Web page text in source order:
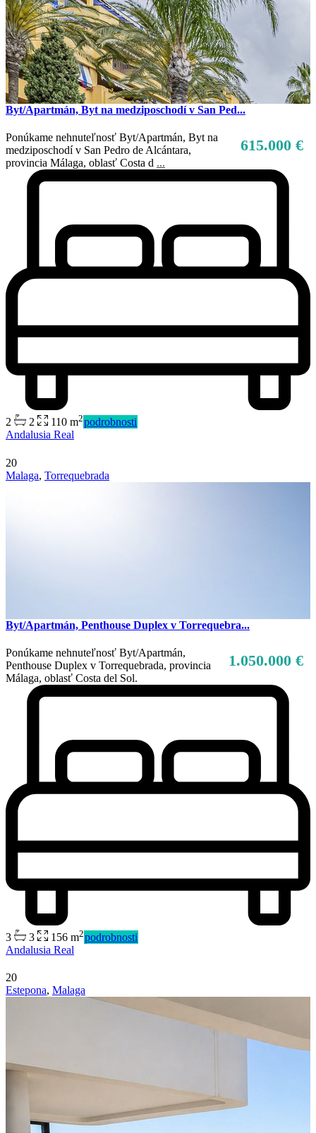
Byt/Apartmán, Byt na medziposchodí v San Ped...
615.000 €
Ponúkame nehnuteľnosť Byt/Apartmán, Byt na
medziposchodí v San Pedro de Alcántara,
provincia Málaga, oblasť Costa d ...
2 2 110 m2podrobnosti
Andalusia Real
20
Malaga, Torrequebrada
Byt/Apartmán, Penthouse Duplex v Torrequebra...
1.050.000 €
Ponúkame nehnuteľnosť Byt/Apartmán,
Penthouse Duplex v Torrequebrada, provincia
Málaga, oblasť Costa del Sol.
3 3 156 m2podrobnosti
Andalusia Real
20
Estepona, Malaga